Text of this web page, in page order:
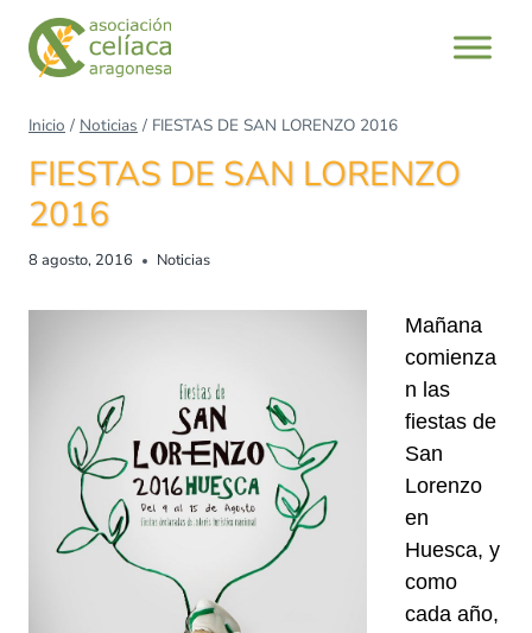
Saltar
contenido
Inicio / Noticias / FIESTAS DE SAN LORENZO 2016
FIESTAS DE SAN LORENZO
2016
8 agosto, 2016 Noticias
Mañana
comienza
n las
fiestas de
San
Lorenzo
en
Huesca, y
como
cada año,